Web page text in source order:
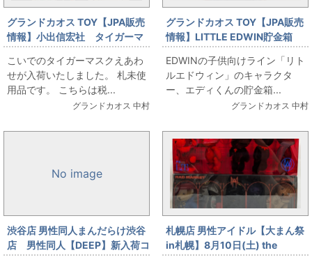
グランドカオス TOY【JPA販売
情報】小出信宏社 タイガーマ
スクえあわせ
こいでのタイガーマスクえあわ
せが入荷いたしました。 札未使
用品です。 こちらは税...
グランドカオス 中村
グランドカオス TOY【JPA販売
情報】LITTLE EDWIN貯金箱
EDWINの子供向けライン「リト
ルエドウィン」のキャラクタ
ー、エディくんの貯金箱...
グランドカオス 中村
No image
渋谷店 男性同人まんだらけ渋谷
店 男性同人【DEEP】新入荷コ
ーナー補充しました。
札幌店 男性アイドル【大まん祭
in札幌】8月10日(土) the
GazettE BEAR KEY RING BOX